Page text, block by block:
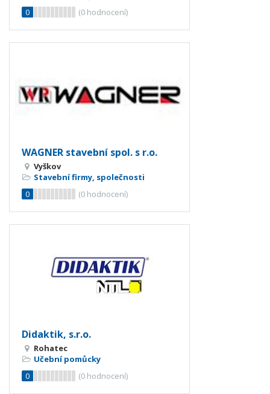
0
(0 hodnocení)
WAGNER stavební spol. s r.o.
Vyškov
Stavební firmy, společnosti
0
(0 hodnocení)
Didaktik, s.r.o.
Rohatec
Učební pomůcky
0
(0 hodnocení)